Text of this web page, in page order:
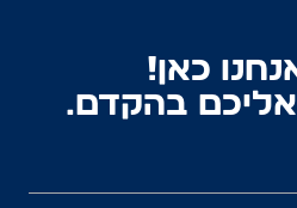
כאן!
אליכם בהקדם.